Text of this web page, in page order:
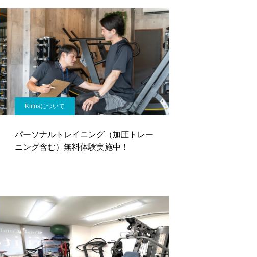
Kiitosについて
パーソナルトレイニング（加圧トレー
ニング含む）無料体験実施中！